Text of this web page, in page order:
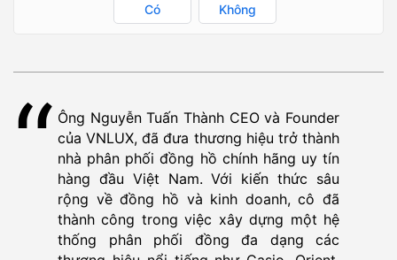
Có Không
Ông Nguyễn Tuấn Thành CEO và Founder
của VNLUX, đã đưa thương hiệu trở thành
nhà phân phối đồng hồ chính hãng uy tín
hàng đầu Việt Nam. Với kiến thức sâu
rộng về đồng hồ và kinh doanh, cô đã
thành công trong việc xây dựng một hệ
thống phân phối đồng đa dạng các